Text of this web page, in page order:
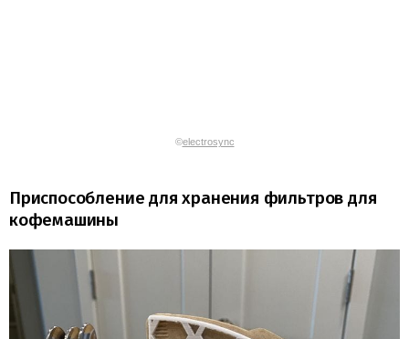
©electrosync
Приспособление для хранения фильтров для
кофемашины